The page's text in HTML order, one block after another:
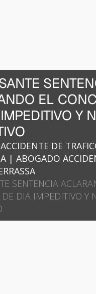
EL
Y
DE
|ABOGADO
SENTENCIA
DE DIA IMPEDITIVO Y